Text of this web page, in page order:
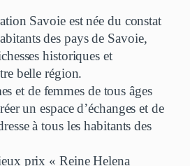
Savoie est née du constat
des pays de Savoie,
historiques et
belle région.
et de femmes de tous âges
un espace d’échanges et de
à tous les habitants des
prix « Reine Helena